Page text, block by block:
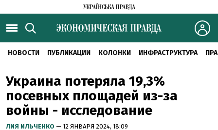
НОВОСТИ ПУБЛИКАЦИИ КОЛОНКИ ИНФРАСТРУКТУРА
Украина потеряла 19,3%
посевных площадей из-за
войны - исследование
ЛИЯ ИЛЬЧЕНКО — 12 ЯНВАРЯ 2024, 18:09